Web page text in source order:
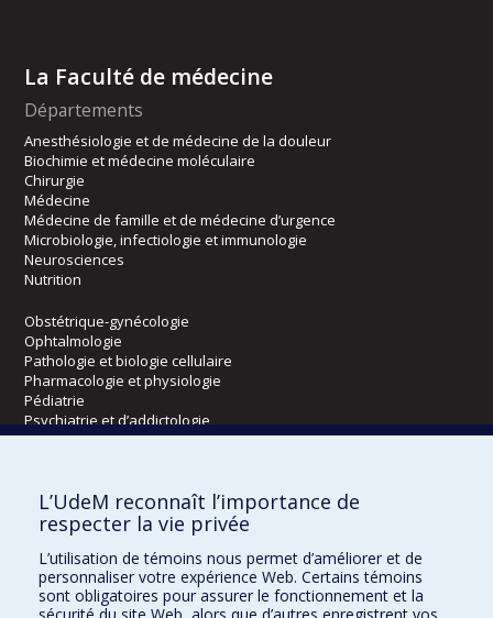
La Faculté de médecine
Départements
Anesthésiologie et de médecine de la douleur
Biochimie et médecine moléculaire
Chirurgie
Médecine
Médecine de famille et de médecine d’urgence
Microbiologie, infectiologie et immunologie
Neurosciences
Nutrition
Obstétrique-gynécologie
Ophtalmologie
Pathologie et biologie cellulaire
Pharmacologie et physiologie
Pédiatrie
Psychiatrie et d’addictologie
Radiologie, radio-oncologie et médecine nucléaire
Écoles
Orthophonie et audiologie
Réadaptation
L’UdeM reconnaît l’importance de
respecter la vie privée
L’utilisation de témoins nous permet d’améliorer et de
personnaliser votre expérience Web. Certains témoins
sont obligatoires pour assurer le fonctionnement et la
sécurité du site Web, alors que d’autres enregistrent vos